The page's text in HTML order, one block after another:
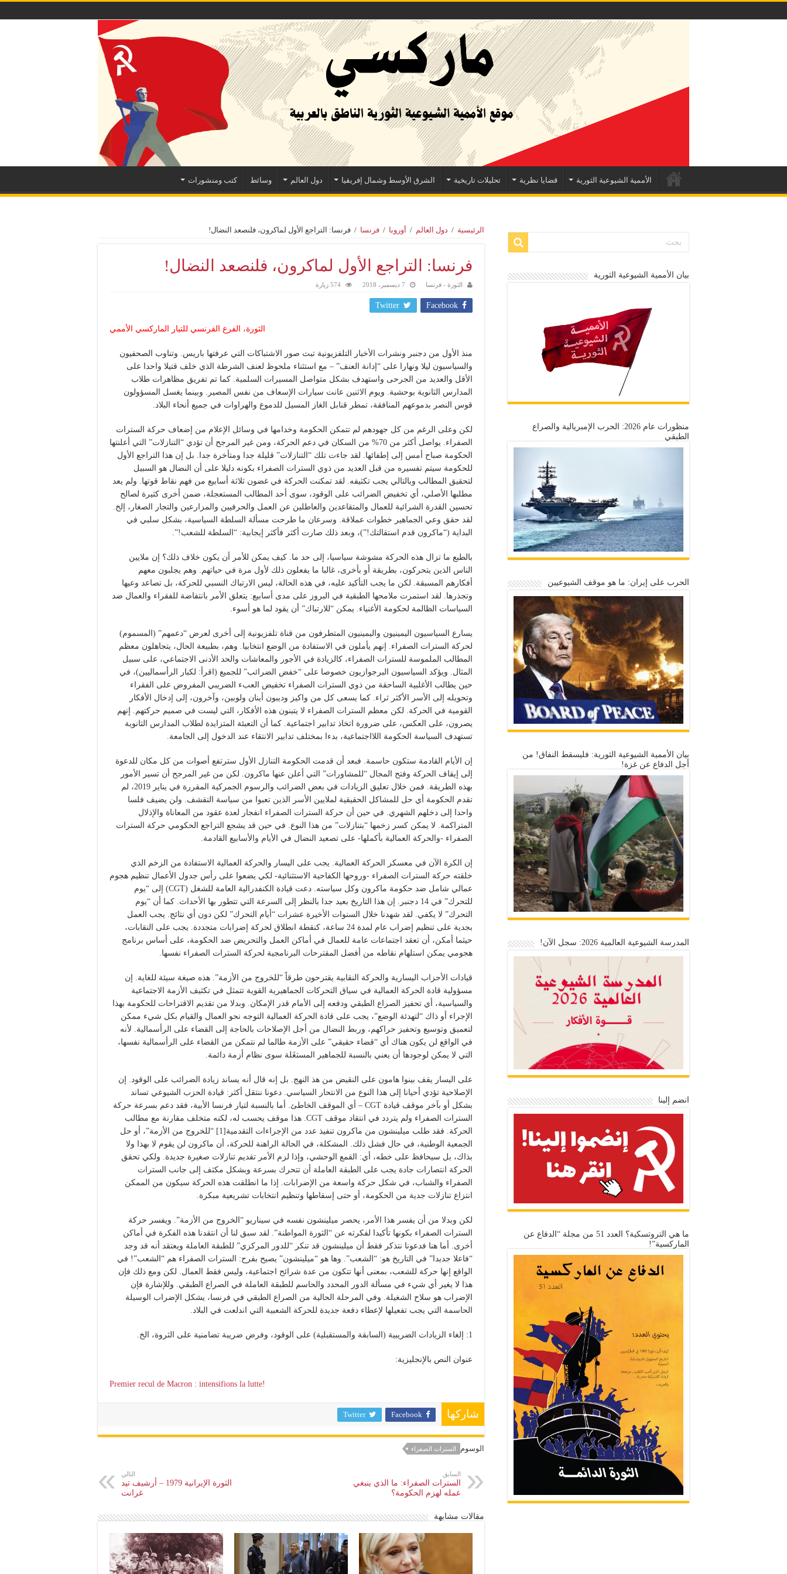
الأممية الشيوعية الثورية قضايا نظرية تحليلات تاريخية الشرق الأوسط وشمال إفريقيا دول العالم وسائط كتب ومنشورات
الرئيسية / دول العالم / أوروبا / فرنسا / فرنسا: التراجع الأول لماكرون، فلنصعد النضال!
فرنسا: التراجع الأول لماكرون، فلنصعد النضال!
الثورة - فرنسا 7 ديسمبر، 2018 574 زيارة
Facebook
Twitter
الثورة، الفرع الفرنسي للتيار الماركسي الأممي
منذ الأول من دجنبر ونشرات الأخبار التلفزيونية تبث صور الاشتباكات التي عرفتها باريس. وتناوب الصحفيون
والسياسيون ليلا ونهارا على “إدانة العنف” – مع استثناء ملحوظ لعنف الشرطة الذي خلف قتيلا واحدا على
الأقل والعديد من الجرحى واستهدف بشكل متواصل المسيرات السلمية. كما تم تفريق مظاهرات طلاب
المدارس الثانوية بوحشية. ويوم الاثنين عانت سيارات الإسعاف من نفس المصير. وبينما يغسل المسؤولون
قوس النصر بدموعهم المنافقة، تمطر قنابل الغاز المسيل للدموع والهراوات في جميع أنحاء البلاد.
لكن وعلى الرغم من كل جهودهم لم تتمكن الحكومة وخدامها في وسائل الإعلام من إضعاف حركة السترات
الصفراء. يواصل أكثر من 70% من السكان في دعم الحركة، ومن غير المرجح أن تؤدي “التنازلات” التي أعلنتها
الحكومة صباح أمس إلى إطفائها. لقد جاءت تلك “التنازلات” قليلة جدا ومتأخرة جدا. بل إن هذا التراجع الأول
للحكومة سيتم تفسيره من قبل العديد من ذوي السترات الصفراء بكونه دليلا على أن النضال هو السبيل
لتحقيق المطالب وبالتالي يجب تكثيفه. لقد تمكنت الحركة في غضون ثلاثة أسابيع من فهم نقاط قوتها. ولم يعد
مطلبها الأصلي، أي تخفيض الضرائب على الوقود، سوى أحد المطالب المستعجلة، ضمن أخرى كثيرة لصالح
تحسين القدرة الشرائية للعمال والمتقاعدين والعاطلين عن العمل والحرفيين والمزارعين والتجار الصغار، إلخ.
لقد حقق وعي الجماهير خطوات عملاقة. وسرعان ما طرحت مسألة السلطة السياسية، بشكل سلبي في
البداية (“ماكرون قدم استقالتك!”)، وبعد ذلك صارت أكثر فأكثر إيجابية: “السلطة للشعب!”.
بالطبع ما تزال هذه الحركة مشوشة سياسيا، إلى حد ما. كيف يمكن للأمر أن يكون خلاف ذلك؟ إن ملايين
الناس الذين يتحركون، بطريقة أو بأخرى، غالبا ما يفعلون ذلك لأول مرة في حياتهم. وهم يجلبون معهم
أفكارهم المسبقة. لكن ما يجب التأكيد عليه، في هذه الحالة، ليس الارتباك النسبي للحركة، بل تصاعد وعيها
وتجذرها. لقد استمرت ملامحها الطبقية في البروز على مدى أسابيع: يتعلق الأمر بانتفاضة للفقراء والعمال ضد
السياسات الظالمة لحكومة الأغنياء. يمكن “للارتباك” أن يقود لما هو أسوء.
يسارع السياسيون اليمينيون واليمينيون المتطرفون من قناة تلفزيونية إلى أخرى لعرض “دعمهم” (المسموم)
لحركة السترات الصفراء. إنهم يأملون في الاستفادة من الوضع انتخابيا. وهم، بطبيعة الحال، يتجاهلون معظم
المطالب الملموسة للسترات الصفراء، كالزيادة في الأجور والمعاشات والحد الأدنى الاجتماعي، على سبيل
المثال. ويؤكد السياسيون البرجوازيون خصوصا على “خفض الضرائب” للجميع (اقرأ: لكبار الرأسماليين)، في
حين يطالب الأغلبية الساحقة من ذوي السترات الصفراء تخفيض العبء الضريبي المفروض على الفقراء
وتحويله إلى الأسر الأكثر ثراء. كما يسعى كل من واكيز وديبون أينان ولوبين، وآخرون، إلى إدخال الأفكار
القومية في الحركة. لكن معظم السترات الصفراء لا يتبنون هذه الأفكار، التي ليست في صميم حركتهم. إنهم
يصرون، على العكس، على ضرورة اتخاذ تدابير اجتماعية. كما أن التعبئة المتزايدة لطلاب المدارس الثانوية
تستهدف السياسة الحكومة اللااجتماعية، بدءا بمختلف تدابير الانتقاء عند الدخول إلى الجامعة.
إن الأيام القادمة ستكون حاسمة. فبعد أن قدمت الحكومة التنازل الأول سترتفع أصوات من كل مكان للدعوة
إلى إيقاف الحركة وفتح المجال “للمشاورات” التي أعلن عنها ماكرون. لكن من غير المرجح أن تسير الأمور
بهذه الطريقة. فمن خلال تعليق الزيادات في بعض الضرائب والرسوم الجمركية المقررة في يناير 2019، لم
تقدم الحكومة أي حل للمشاكل الحقيقية لملايين الأسر الذين تعبوا من سياسة التقشف. ولن يضيف فلسا
واحدا إلى دخلهم الشهري. في حين أن حركة السترات الصفراء انفجار لعدة عقود من المعاناة والإذلال
المتراكمة. لا يمكن كسر زخمها “بتنازلات” من هذا النوع. في حين قد يشجع التراجع الحكومي حركة السترات
الصفراء -والحركة العمالية بأكملها- على تصعيد النضال في الأيام والأسابيع القادمة.
إن الكرة الآن في معسكر الحركة العمالية. يجب على اليسار والحركة العمالية الاستفادة من الزخم الذي
خلقته حركة السترات الصفراء -وروحها الكفاحية الاستثنائية- لكي يضعوا على رأس جدول الأعمال تنظيم هجوم
عمالي شامل ضد حكومة ماكرون وكل سياسته. دعت قيادة الكنفدرالية العامة للشغل (CGT) إلى “يوم
للتحرك” في 14 دجنبر. إن هذا التاريخ بعيد جدا بالنظر إلى السرعة التي تتطور بها الأحداث. كما أن “يوم
التحرك” لا يكفي. لقد شهدنا خلال السنوات الأخيرة عشرات “أيام التحرك” لكن دون أي نتائج. يجب العمل
بجدية على تنظيم إضراب عام لمدة 24 ساعة، كنقطة انطلاق لحركة إضرابات متجددة. يجب على النقابات،
حيثما أمكن، أن تعقد اجتماعات عامة للعمال في أماكن العمل والتحريض ضد الحكومة، على أساس برنامج
هجومي يمكن استلهام نقاطه من أفضل المقترحات البرنامجية لحركة السترات الصفراء نفسها.
قيادات الأحزاب اليسارية والحركة النقابية يقترحون طرقاً “للخروج من الأزمة”. هذه صيغة سيئة للغاية. إن
مسؤولية قادة الحركة العمالية في سياق التحركات الجماهيرية القوية تتمثل في تكثيف الأزمة الاجتماعية
والسياسية، أي تحفيز الصراع الطبقي ودفعه إلى الأمام قدر الإمكان. وبدلا من تقديم الاقتراحات للحكومة بهذا
الإجراء أو ذاك “لتهدئة الوضع”، يجب على قادة الحركة العمالية التوجه نحو العمال والقيام بكل شيء ممكن
لتعميق وتوسيع وتحفيز حراكهم، وربط النضال من أجل الإصلاحات بالحاجة إلى القضاء على الرأسمالية. لأنه
في الواقع لن يكون هناك أي “قضاء حقيقي” على الأزمة طالما لم نتمكن من القضاء على الرأسمالية نفسها،
التي لا يمكن لوجودها أن يعني بالنسبة للجماهير المستغَلة سوى نظام أزمة دائمة.
على اليسار يقف بينوا هامون على النقيض من هذ النهج. بل إنه قال أنه يساند زيادة الضرائب على الوقود. إن
الإصلاحية تؤدي أحيانا إلى هذا النوع من الانتحار السياسي. دعونا ننتقل أكثر: قيادة الحزب الشيوعي تساند
بشكل أو بآخر موقف قيادة CGT – أي الموقف الخاطئ. أما بالنسبة لتيار فرنسا الأبية، فقد دعم بسرعة حركة
السترات الصفراء ولم يتردد في انتقاد موقف CGT. هذا موقف يحسب له، لكنه متخلف مقارنة مع مطالب
الحركة. فقد طلب ميلينشون من ماكرون تنفيذ عدد من الإجراءات التقدمية[1] “للخروج من الأزمة”، أو حل
الجمعية الوطنية، في حال فشل ذلك. المشكلة، في الحالة الراهنة للحركة، أن ماكرون لن يقوم لا بهذا ولا
بذاك، بل سيحافظ على خطه، أي: القمع الوحشي، وإذا لزم الأمر تقديم تنازلات صغيرة جديدة. ولكي تحقق
الحركة انتصارات جادة يجب على الطبقة العاملة أن تتحرك بسرعة وبشكل مكثف إلى جانب السترات
الصفراء والشباب، في شكل حركة واسعة من الإضرابات. إذا ما انطلقت هذه الحركة سيكون من الممكن
انتزاع تنازلات جدية من الحكومة، أو حتى إسقاطها وتنظيم انتخابات تشريعية مبكرة.
لكن وبدلا من أن يفسر هذا الأمر، يحصر ميلينشون نفسه في سيناريو “الخروج من الأزمة”. ويفسر حركة
السترات الصفراء بكونها تأكيدا لفكرته عن “الثورة المواطنة”. لقد سبق لنا أن انتقدنا هذه الفكرة في أماكن
أخرى. أما هنا فدعونا نتذكر فقط أن ميلينشون قد تنكر “للدور المركزي” للطبقة العاملة ويعتقد أنه قد وجد
“فاعلا جديدا” في التاريخ هو: “الشعب”. وها هو “ميلينشون” يصيح بفرح: السترات الصفراء هم “الشعب”! في
الواقع إنها حركة للشعب، بمعنى أنها تتكون من عدة شرائح اجتماعية، وليس فقط العمال. لكن ومع ذلك فإن
هذا لا يغير أي شيء في مسألة الدور المحدد والحاسم للطبقة العاملة في الصراع الطبقي. وللإشارة فإن
الإضراب هو سلاح الشغيلة. وفي المرحلة الحالية من الصراع الطبقي في فرنسا، يشكل الإضراب الوسيلة
الحاسمة التي يجب تفعيلها لإعطاء دفعة جديدة للحركة الشعبية التي اندلعت في البلاد.
1: إلغاء الزيادات الضريبية (السابقة والمستقبلية) على الوقود، وفرض ضريبة تضامنية على الثروة، الخ.
عنوان النص بالإنجليزية:
Premier recul de Macron : intensifions la lutte!
شاركها Facebook
Twitter
الوسوم السترات الصفراء
السابق
السترات الصفراء: ما الذي ينبغي
عمله لهزم الحكومة؟
التالي
الثورة الإيرانية 1979 – أرشيف تيد
غرانت
مقالات مشابهة
بيان الأممية الشيوعية الثورية
منظورات عام 2026: الحرب الإمبريالية والصراع
الطبقي
الحرب على إيران: ما هو موقف الشيوعيين
بيان الأممية الشيوعية الثورية: فليسقط النفاق! من
أجل الدفاع عن غزة!
المدرسة الشيوعية العالمية 2026: سجل الآن!
انضم إلينا
ما هي التروتسكية؟ العدد 51 من مجلة “الدفاع عن
الماركسية”!